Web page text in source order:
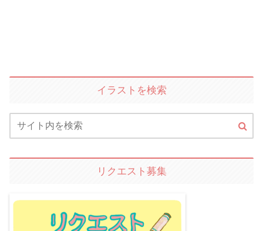
イラストを検索
リクエスト募集